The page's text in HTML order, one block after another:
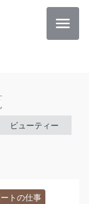
ビューティー
トの仕事